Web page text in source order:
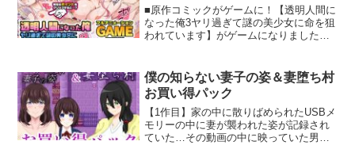
■原作コミックがゲームに！【透明人間に
なった俺3ヤリ過ぎて謎の美少女に命を狙
われています】がゲームになりました！
しまくってイタズラしちゃいましょう！■
登場人物紹介天使神々しいオーラを纏う
巨乳美少女。10人すれ違えば30回は振り
返られる完璧なルックスをしている。性
格はきつめで男性が嫌い。主人公のよう
な女の敵は特に嫌い。友人いわく、ツン
僕の知らない妻子の姿＆妻堕ち村
お買い得パック
【1作目】家の中に散りばめられたUSBメ
モリーの中に妻が襲われた姿が記録され
ていた…その動画の中に映っていた男を